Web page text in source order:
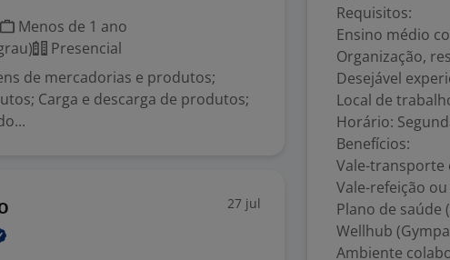
Menos de 1 ano
Presencial
de mercadorias e produtos;
Carga e descarga de produtos;
27 jul
Requisitos:
Ensino médio
Organização,
Desejável
Local de
Horário:
Benefícios:
Vale-transporte
Vale-refeição
Plano de saúde
Wellhub
Ambiente